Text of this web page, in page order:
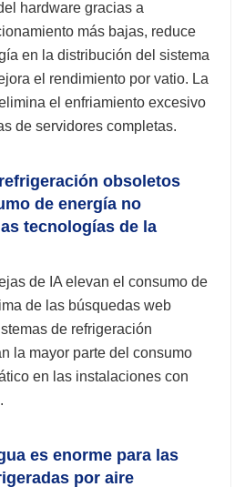
hardware gracias a
más bajas, reduce
en la distribución del sistema
el rendimiento por vatio. La
el enfriamiento excesivo
de servidores completas.
obsoletos
de energía no
tecnologías de la
de IA elevan el consumo de
de las búsquedas web
de refrigeración
la mayor parte del consumo
en las instalaciones con
es enorme para las
por aire